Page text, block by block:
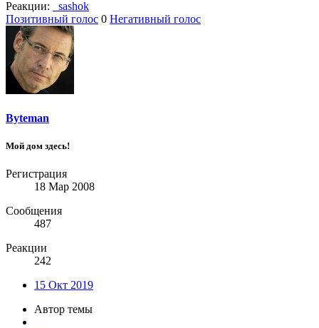
Реакции:
_sashok
Позитивный голос 0 Негативный голос
Byteman
Мой дом здесь!
Регистрация
18 Мар 2008
Сообщения
487
Реакции
242
15 Окт 2019
Автор темы